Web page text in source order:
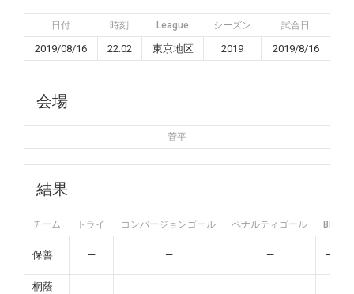
日付 時刻 League シーズン 試合日
2019/08/16 22:02 東京地区 2019 2019/8/16
会場
菅平
結果
チーム トライ コンバージョンゴール ペナルティゴール BP
保善 — — — —
桐蔭